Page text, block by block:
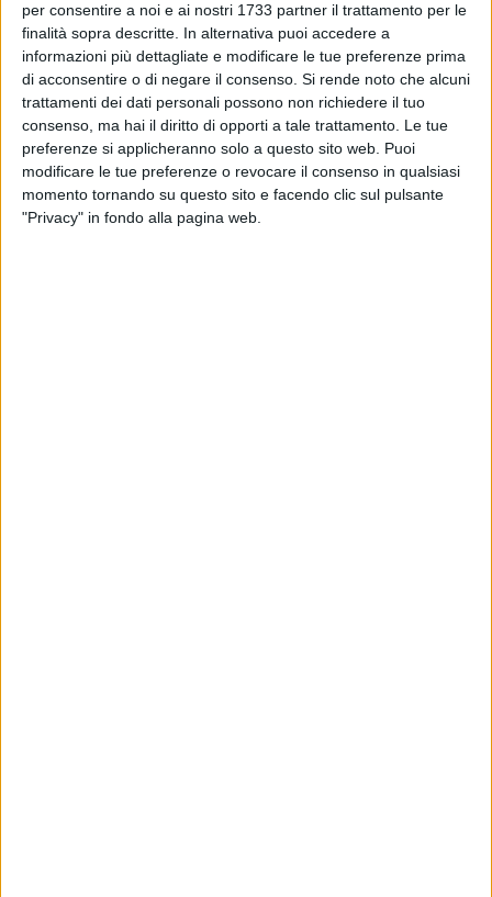
per consentire a noi e ai nostri 1733 partner il trattamento per le
finalità sopra descritte. In alternativa puoi accedere a
informazioni più dettagliate e modificare le tue preferenze prima
di acconsentire o di negare il consenso. Si rende noto che alcuni
trattamenti dei dati personali possono non richiedere il tuo
consenso, ma hai il diritto di opporti a tale trattamento. Le tue
preferenze si applicheranno solo a questo sito web. Puoi
modificare le tue preferenze o revocare il consenso in qualsiasi
momento tornando su questo sito e facendo clic sul pulsante
"Privacy" in fondo alla pagina web.
veterinaria tra competenze e prevenzione".
Questa giornata è l'occasione per rinnovare un impegno
collettivo a favore della prevenzione come strumento
essenziale di tutela della salute pubblica. La medicina
veterinaria, infatti, non si occupa solo del benessere degli
animali da compagnia o da reddito, ma anche della
prevenzione e del controllo delle malattie infettive, incluse
quelle a carattere zoonotico, trasmissibili dagli animali